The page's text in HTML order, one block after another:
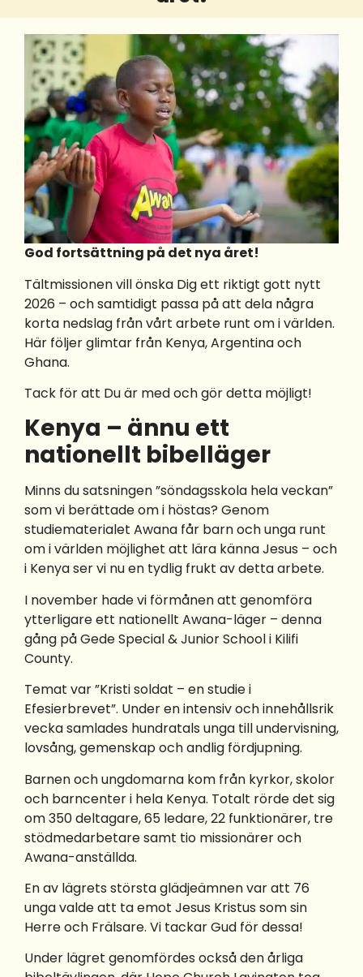
God fortsättning på det nya året!
Tältmissionen vill önska Dig ett riktigt gott nytt
2026 – och samtidigt passa på att dela några
korta nedslag från vårt arbete runt om i världen.
Här följer glimtar från Kenya, Argentina och
Ghana.
Tack för att Du är med och gör detta möjligt!
Kenya – ännu ett
nationellt bibelläger
Minns du satsningen ”söndagsskola hela veckan”
som vi berättade om i höstas? Genom
studiematerialet Awana får barn och unga runt
om i världen möjlighet att lära känna Jesus – och
i Kenya ser vi nu en tydlig frukt av detta arbete.
I november hade vi förmånen att genomföra
ytterligare ett nationellt Awana-läger – denna
gång på Gede Special & Junior School i Kilifi
County.
Temat var ”Kristi soldat – en studie i
Efesierbrevet”. Under en intensiv och innehållsrik
vecka samlades hundratals unga till undervisning,
lovsång, gemenskap och andlig fördjupning.
Barnen och ungdomarna kom från kyrkor, skolor
och barncenter i hela Kenya. Totalt rörde det sig
om 350 deltagare, 65 ledare, 22 funktionärer, tre
stödmedarbetare samt tio missionärer och
Awana-anställda.
En av lägrets största glädjeämnen var att 76
unga valde att ta emot Jesus Kristus som sin
Herre och Frälsare. Vi tackar Gud för dessa!
Under lägret genomfördes också den årliga